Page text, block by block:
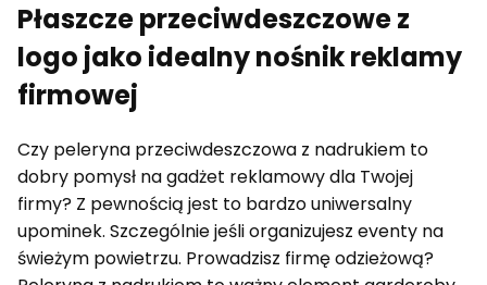
Płaszcze przeciwdeszczowe z
logo jako idealny nośnik reklamy
firmowej
Czy peleryna przeciwdeszczowa z nadrukiem to
dobry pomysł na gadżet reklamowy dla Twojej
firmy? Z pewnością jest to bardzo uniwersalny
upominek. Szczególnie jeśli organizujesz eventy na
świeżym powietrzu. Prowadzisz firmę odzieżową?